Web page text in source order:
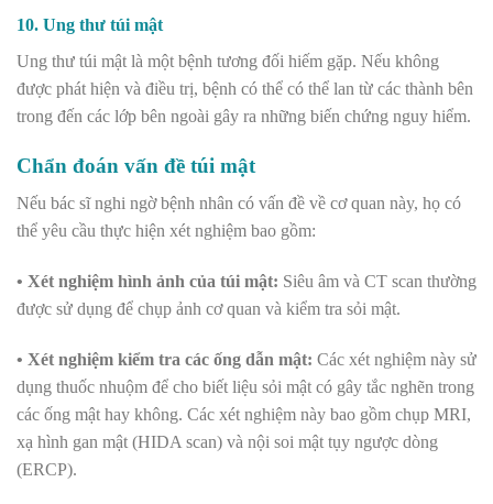
10. Ung thư túi mật
Ung thư túi mật là một bệnh tương đối hiếm gặp. Nếu không
được phát hiện và điều trị, bệnh có thể có thể lan từ các thành bên
trong đến các lớp bên ngoài gây ra những biến chứng nguy hiểm.
Chẩn đoán vấn đề túi mật
Nếu bác sĩ nghi ngờ bệnh nhân có vấn đề về cơ quan này, họ có
thể yêu cầu thực hiện xét nghiệm bao gồm:
• Xét nghiệm hình ảnh của túi mật: Siêu âm và CT scan thường
được sử dụng để chụp ảnh cơ quan và kiểm tra sỏi mật.
• Xét nghiệm kiểm tra các ống dẫn mật: Các xét nghiệm này sử
dụng thuốc nhuộm để cho biết liệu sỏi mật có gây tắc nghẽn trong
các ống mật hay không. Các xét nghiệm này bao gồm chụp MRI,
xạ hình gan mật (HIDA scan) và nội soi mật tụy ngược dòng
(ERCP).